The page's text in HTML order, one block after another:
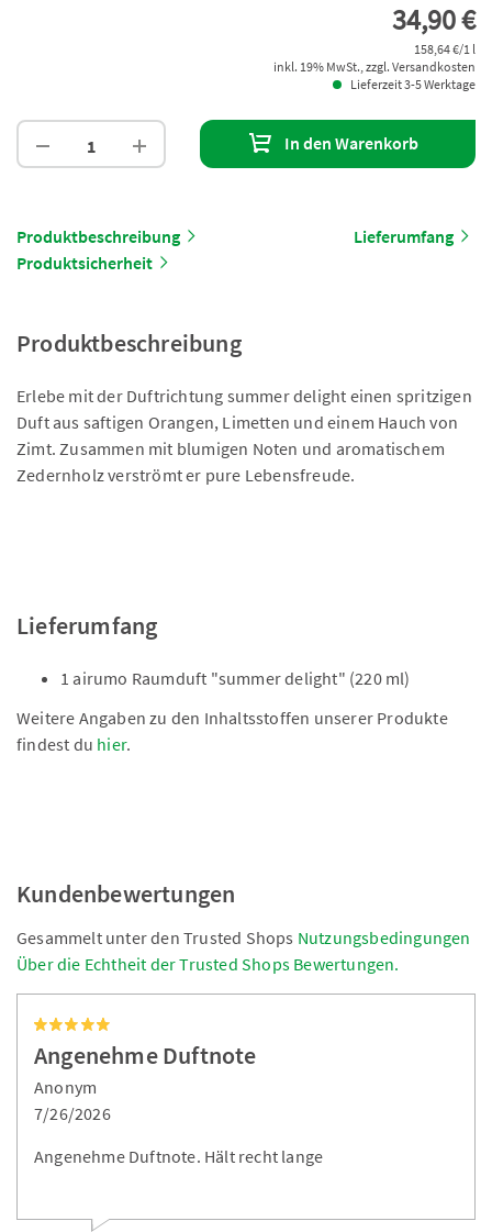
34,90 €
158,64 €/1 l
inkl. 19% MwSt., zzgl. Versandkosten
Lieferzeit 3-5 Werktage
In den Warenkorb
Produktbeschreibung
Lieferumfang
Produktsicherheit
Produktbeschreibung
Erlebe mit der Duftrichtung summer delight einen spritzigen
Duft aus saftigen Orangen, Limetten und einem Hauch von
Zimt. Zusammen mit blumigen Noten und aromatischem
Zedernholz verströmt er pure Lebensfreude.
Lieferumfang
1 airumo Raumduft "summer delight" (220 ml)
Weitere Angaben zu den Inhaltsstoffen unserer Produkte
findest du hier.
Kundenbewertungen
Gesammelt unter den Trusted Shops Nutzungsbedingungen
Über die Echtheit der Trusted Shops Bewertungen.
Angenehme Duftnote
Anonym
7/26/2026
Angenehme Duftnote. Hält recht lange